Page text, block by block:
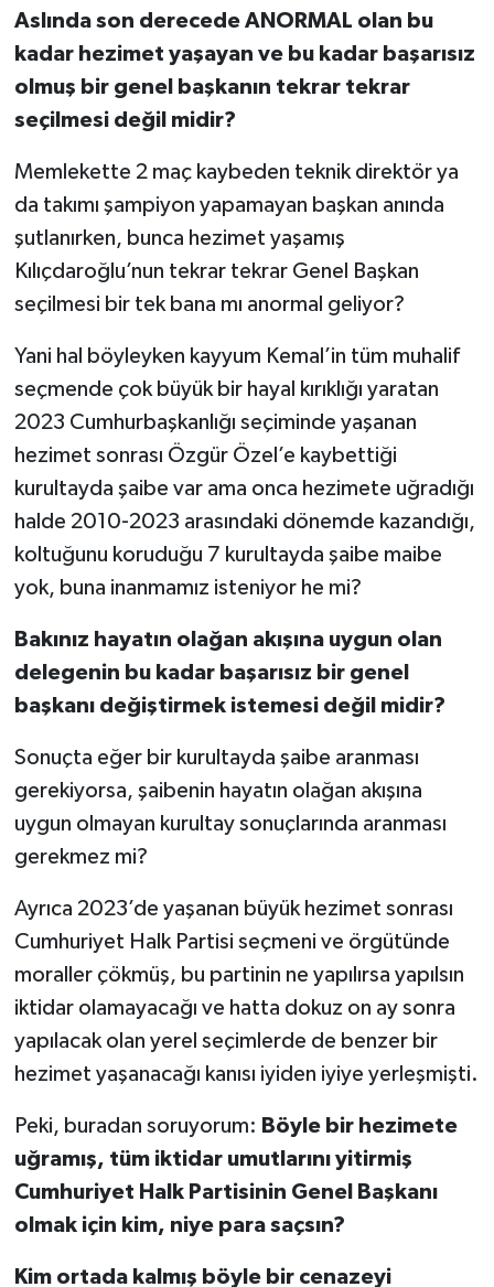
Aslında son derecede ANORMAL olan bu
kadar hezimet yaşayan ve bu kadar başarısız
olmuş bir genel başkanın tekrar tekrar
seçilmesi değil midir?
Memlekette 2 maç kaybeden teknik direktör ya
da takımı şampiyon yapamayan başkan anında
şutlanırken, bunca hezimet yaşamış
Kılıçdaroğlu’nun tekrar tekrar Genel Başkan
seçilmesi bir tek bana mı anormal geliyor?
Yani hal böyleyken kayyum Kemal’in tüm muhalif
seçmende çok büyük bir hayal kırıklığı yaratan
2023 Cumhurbaşkanlığı seçiminde yaşanan
hezimet sonrası Özgür Özel’e kaybettiği
kurultayda şaibe var ama onca hezimete uğradığı
halde 2010-2023 arasındaki dönemde kazandığı,
koltuğunu koruduğu 7 kurultayda şaibe maibe
yok, buna inanmamız isteniyor he mi?
Bakınız hayatın olağan akışına uygun olan
delegenin bu kadar başarısız bir genel
başkanı değiştirmek istemesi değil midir?
Sonuçta eğer bir kurultayda şaibe aranması
gerekiyorsa, şaibenin hayatın olağan akışına
uygun olmayan kurultay sonuçlarında aranması
gerekmez mi?
Ayrıca 2023’de yaşanan büyük hezimet sonrası
Cumhuriyet Halk Partisi seçmeni ve örgütünde
moraller çökmüş, bu partinin ne yapılırsa yapılsın
iktidar olamayacağı ve hatta dokuz on ay sonra
yapılacak olan yerel seçimlerde de benzer bir
hezimet yaşanacağı kanısı iyiden iyiye yerleşmişti.
Peki, buradan soruyorum: Böyle bir hezimete
uğramış, tüm iktidar umutlarını yitirmiş
Cumhuriyet Halk Partisinin Genel Başkanı
olmak için kim, niye para saçsın?
Kim ortada kalmış böyle bir cenazeyi